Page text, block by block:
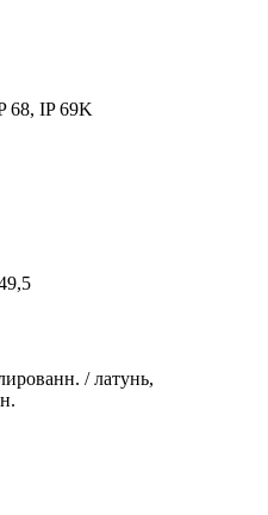
68, IP 69K
/ латунь,